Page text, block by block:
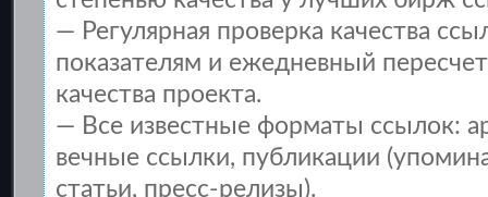
— Регулярная проверка качества
показателям и ежедневный
качества проекта.
— Все известные форматы ссылок:
вечные ссылки, публикации
статьи, пресс-релизы).